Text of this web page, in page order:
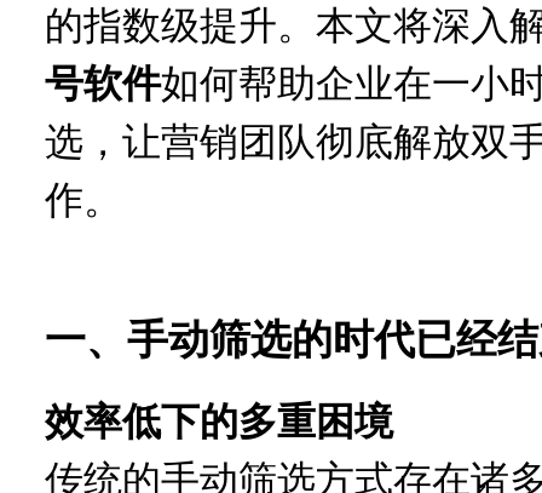
的指数级提升。本文将深入
号软件如何帮助企业在一小
选，让营销团队彻底解放双
作。
一、手动筛选的时代已经
效率低下的多重困境
传统的手动筛选方式存在诸